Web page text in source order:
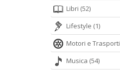
Libri (52)
Lifestyle (1)
Motori e Trasporti
Musica (54)